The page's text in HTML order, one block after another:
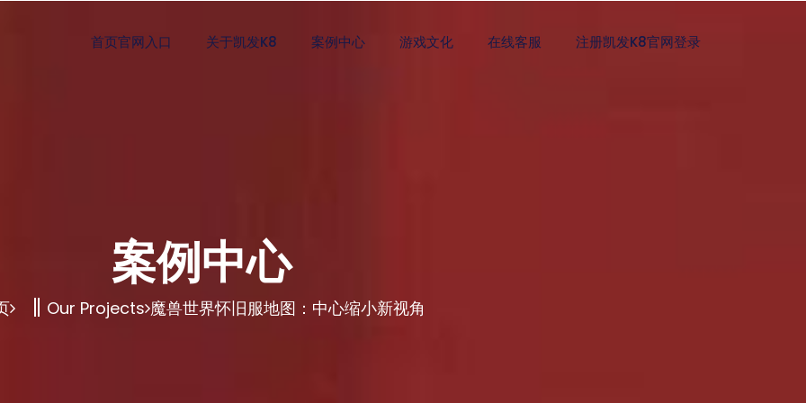
首页官网入口 关于凯发K8 案例中心 游戏文化 在线客服 注册凯发K8官网登录
案例中心
Our Projects 魔兽世界怀旧服地图：中心缩小新视角